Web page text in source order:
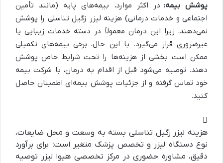
پوشش بیمه: در اکثر موارد، بیمه‌های پایه (مانند تأمین
اجتماعی و خدمات درمانی) هزینه لیزر زگیل تناسلی را پوشش
نمی‌دهند، زیرا این درمان معمولاً در دسته خدمات زیبایی یا
غیرضروری قرار می‌گیرد. با این حال، برخی بیمه‌های تکمیلی
ممکن است بخشی از هزینه‌ها را تحت شرایط خاص پوشش
دهند. توصیه می‌شود قبل از اقدام به درمان، با شرکت بیمه
خود تماس گرفته و از جزئیات پوشش بیمه‌ای اطمینان حاصل
کنید.
هزینه لیزر زگیل تناسلی بسته به وسعت و محل ضایعات،
نوع دستگاه لیزر و تخصص پزشک متغیر است؛ برای برآورد
دقیق، مشاوره حضوری در مرکز تخصصی هیوا لیزر توصیه